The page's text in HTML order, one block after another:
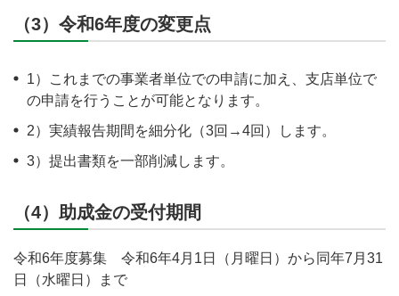
（3）令和6年度の変更点
1）これまでの事業者単位での申請に加え、支店単位で
の申請を行うことが可能となります。
2）実績報告期間を細分化（3回→4回）します。
3）提出書類を一部削減します。
（4）助成金の受付期間
令和6年度募集 令和6年4月1日（月曜日）から同年7月31
日（水曜日）まで